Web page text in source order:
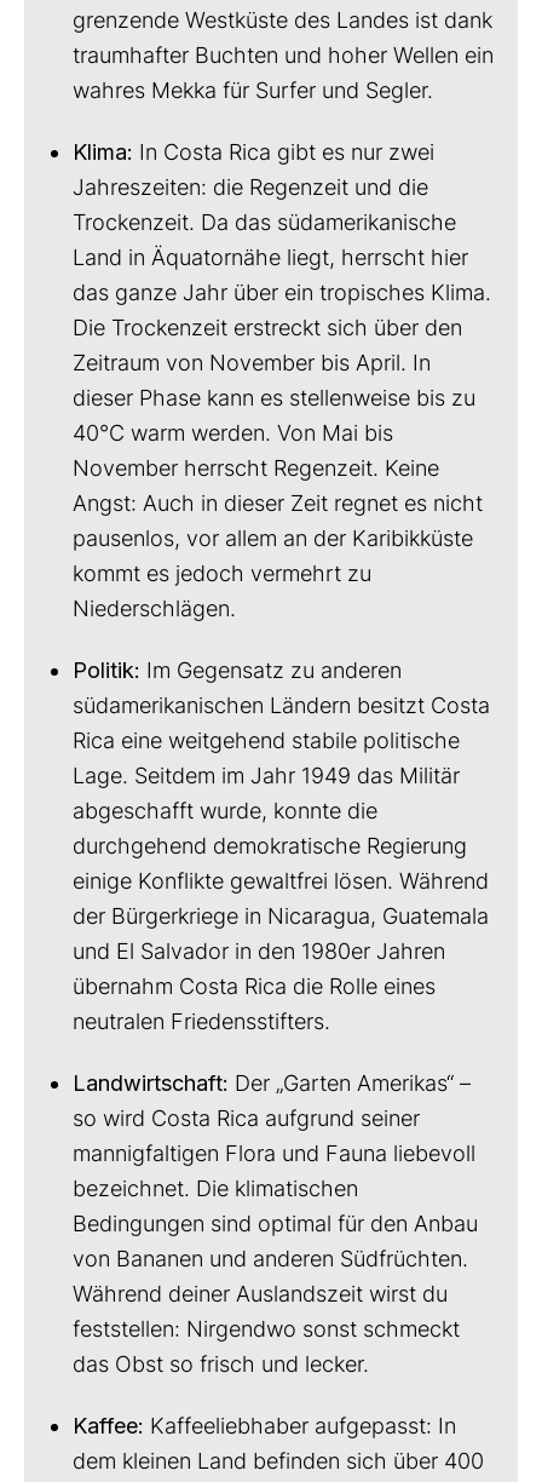
grenzende Westküste des Landes ist dank
traumhafter Buchten und hoher Wellen ein
wahres Mekka für Surfer und Segler.
Klima: In Costa Rica gibt es nur zwei
Jahreszeiten: die Regenzeit und die
Trockenzeit. Da das südamerikanische
Land in Äquatornähe liegt, herrscht hier
das ganze Jahr über ein tropisches Klima.
Die Trockenzeit erstreckt sich über den
Zeitraum von November bis April. In
dieser Phase kann es stellenweise bis zu
40°C warm werden. Von Mai bis
November herrscht Regenzeit. Keine
Angst: Auch in dieser Zeit regnet es nicht
pausenlos, vor allem an der Karibikküste
kommt es jedoch vermehrt zu
Niederschlägen.
Politik: Im Gegensatz zu anderen
südamerikanischen Ländern besitzt Costa
Rica eine weitgehend stabile politische
Lage. Seitdem im Jahr 1949 das Militär
abgeschafft wurde, konnte die
durchgehend demokratische Regierung
einige Konflikte gewaltfrei lösen. Während
der Bürgerkriege in Nicaragua, Guatemala
und El Salvador in den 1980er Jahren
übernahm Costa Rica die Rolle eines
neutralen Friedensstifters.
Landwirtschaft: Der „Garten Amerikas“ –
so wird Costa Rica aufgrund seiner
mannigfaltigen Flora und Fauna liebevoll
bezeichnet. Die klimatischen
Bedingungen sind optimal für den Anbau
von Bananen und anderen Südfrüchten.
Während deiner Auslandszeit wirst du
feststellen: Nirgendwo sonst schmeckt
das Obst so frisch und lecker.
Kaffee: Kaffeeliebhaber aufgepasst: In
dem kleinen Land befinden sich über 400